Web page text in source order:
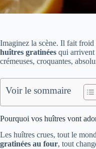
Imaginez la scène. Il fait
huîtres gratinées qui arrivent
crémeuses, croquantes,
Voir le sommaire
Pourquoi vos huîtres vont
Les huîtres crues, tout le
gratinées au four, tout